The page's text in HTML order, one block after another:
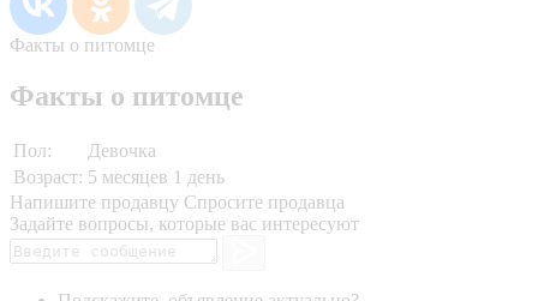
Факты о питомце
Факты о питомце
Пол:
Девочка
Возраст: 5 месяцев 1 день
Напишите продавцу Спросите продавца
Задайте вопросы, которые вас интересуют